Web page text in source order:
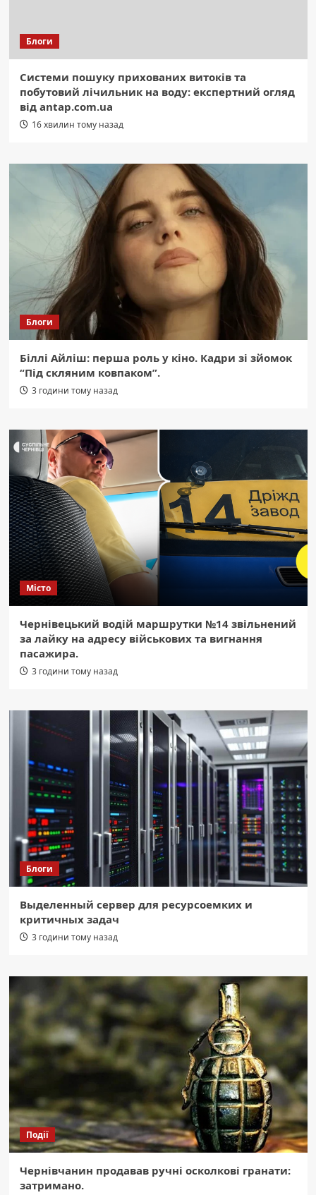
Блоги
Системи пошуку прихованих витоків та
побутовий лічильник на воду: експертний огляд
від antap.com.ua
16 хвилин тому назад
Блоги
Біллі Айліш: перша роль у кіно. Кадри зі зйомок
“Під скляним ковпаком”.
3 години тому назад
Місто
Чернівецький водій маршрутки №14 звільнений
за лайку на адресу військових та вигнання
пасажира.
3 години тому назад
Блоги
Выделенный сервер для ресурсоемких и
критичных задач
3 години тому назад
Події
Чернівчанин продавав ручні осколкові гранати:
затримано.